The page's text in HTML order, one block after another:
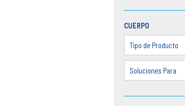
CUERPO
Tipo de Producto
Soluciones Para